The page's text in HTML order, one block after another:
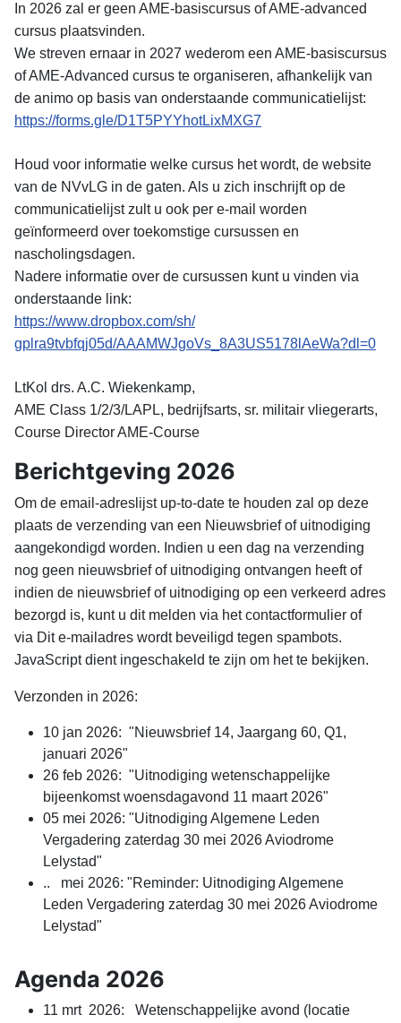
In 2026 zal er geen AME-basiscursus of AME-advanced
cursus plaatsvinden.
We streven ernaar in 2027 wederom een AME-basiscursus
of AME-Advanced cursus te organiseren, afhankelijk van
de animo op basis van onderstaande communicatielijst:
https://forms.gle/D1T5PYYhotLixMXG7
Houd voor informatie welke cursus het wordt, de website
van de NVvLG in de gaten. Als u zich inschrijft op de
communicatielijst zult u ook per e-mail worden
geïnformeerd over toekomstige cursussen en
nascholingsdagen.
Nadere informatie over de cursussen kunt u vinden via
onderstaande link:
https://www.dropbox.com/sh/
gplra9tvbfqj05d/AAAMWJgoVs_ 8A3US5178lAeWa?dl=0
LtKol drs. A.C. Wiekenkamp,
AME Class 1/2/3/LAPL, bedrijfsarts, sr. militair vliegerarts,
Course Director AME-Course
Berichtgeving 2026
Om de email-adreslijst up-to-date te houden zal op deze
plaats de verzending van een Nieuwsbrief of uitnodiging
aangekondigd worden. Indien u een dag na verzending
nog geen nieuwsbrief of uitnodiging ontvangen heeft of
indien de nieuwsbrief of uitnodiging op een verkeerd adres
bezorgd is, kunt u dit melden via het contactformulier of
via Dit e-mailadres wordt beveiligd tegen spambots.
JavaScript dient ingeschakeld te zijn om het te bekijken.
Verzonden in 2026:
10 jan 2026: "Nieuwsbrief 14, Jaargang 60, Q1,
januari 2026"
26 feb 2026: "Uitnodiging wetenschappelijke
bijeenkomst woensdagavond 11 maart 2026"
05 mei 2026: "Uitnodiging Algemene Leden
Vergadering zaterdag 30 mei 2026 Aviodrome
Lelystad"
.. mei 2026: "Reminder: Uitnodiging Algemene
Leden Vergadering zaterdag 30 mei 2026 Aviodrome
Lelystad"
Agenda 2026
11 mrt 2026: Wetenschappelijke avond (locatie